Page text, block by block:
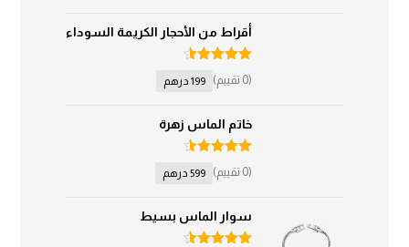
أقراط من الأحجار الكريمة السوداء
4.50من 5 (0 تقييم) 199 درهم
خاتم الماس زهرة
4.50من 5 (0 تقييم) 599 درهم
سوار الماس بسيط